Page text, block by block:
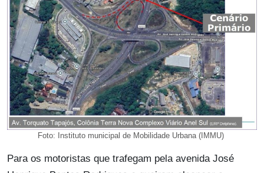
Foto: Instituto municipal de Mobilidade Urbana (IMMU)
Para os motoristas que trafegam pela avenida José